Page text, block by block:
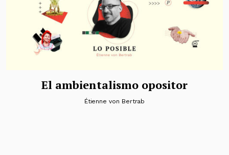
El ambientalismo opositor
Étienne von Bertrab